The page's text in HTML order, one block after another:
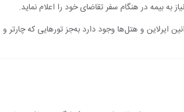
به بیمه در هنگام سفر تقاضای خود را اعلام نماید.
ایرلاین و هتل‌ها وجود دارد به‌جز تورهایی که چارتر و